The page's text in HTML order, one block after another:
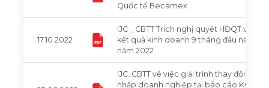
Quốc tế Becamex
17.10.2022
IJC _ CBTT Trích nghị quyết HĐQT về
kết quả kinh doanh 9 tháng đầu năm và
năm 2022
IJC_CBTT về việc giải trình thay đổi số
nhập doanh nghiệp tại báo cáo